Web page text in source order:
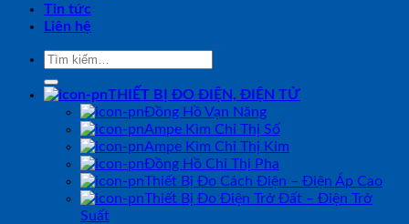
Tin tức
Liên hệ
Tìm
THIẾT BỊ ĐO ĐIỆN, ĐIỆN TỬ
Đồng Hồ Vạn Năng
Ampe Kìm Chỉ Thị Số
Ampe Kìm Chỉ Thị Kim
Đồng Hồ Chỉ Thị Pha
Thiết Bị Đo Cách Điện – Điện Áp Cao
Thiết Bị Đo Điện Trở Đất – Điện Trở
Suất